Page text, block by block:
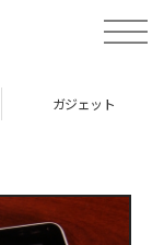
toggle
ガジェット